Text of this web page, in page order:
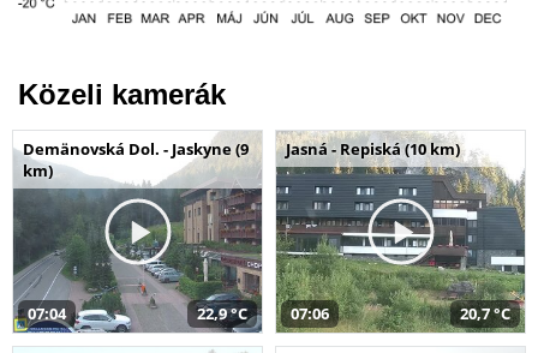
Közeli kamerák
Demänovská Dol. - Jaskyne (9
km)
07:04 22,9 °C
Jasná - Repiská (10 km)
07:06 20,7 °C